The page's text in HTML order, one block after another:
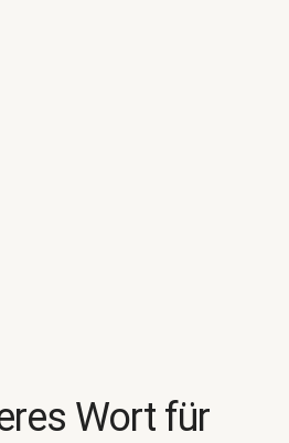
Wort für